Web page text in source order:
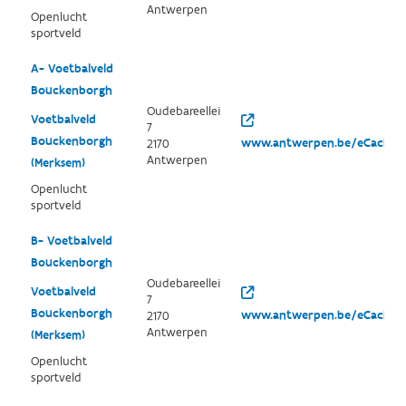
Openlucht
sportveld
Antwerpen
A- Voetbalveld
Bouckenborgh
Voetbalveld
Bouckenborgh
(Merksem)
Openlucht
sportveld
Oudebareellei
7
2170
Antwerpen
www.antwerpen.be/
B- Voetbalveld
Bouckenborgh
Voetbalveld
Bouckenborgh
(Merksem)
Openlucht
sportveld
Oudebareellei
7
2170
Antwerpen
www.antwerpen.be/